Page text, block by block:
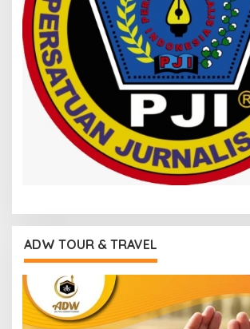
ADW TOUR & TRAVEL